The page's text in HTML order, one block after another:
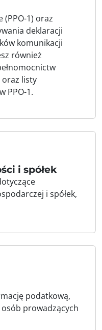
(PPO-1) oraz
deklaracji
komunikacji
również
oraz listy
PPO-1.
i spółek
i spółek,
podatkową,
prowadzących